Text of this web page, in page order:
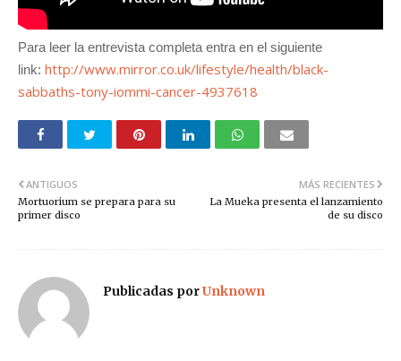
Para leer la entrevista completa entra en el siguiente
link: http://www.mirror.co.uk/lifestyle/health/black-
sabbaths-tony-iommi-cancer-4937618
MÁS RECIENTES
La Mueka presenta el lanzamiento
de su disco
ANTIGUOS
Mortuorium se prepara para su
primer disco
Publicadas porUnknown